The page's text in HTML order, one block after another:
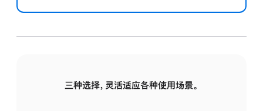
三种选择，灵活适应各种使用场景。